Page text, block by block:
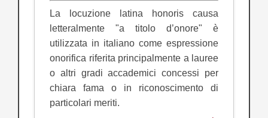
La locuzione latina honoris causa
letteralmente "a titolo d’onore" è
utilizzata in italiano come espressione
onorifica riferita principalmente a lauree
o altri gradi accademici concessi per
chiara fama o in riconoscimento di
particolari meriti.